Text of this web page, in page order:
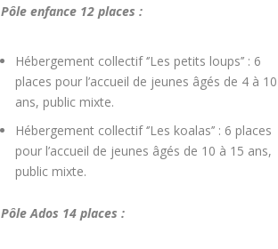
Pôle enfance 12 places :
Hébergement collectif ‘’Les petits loups’’ : 6
places pour l’accueil de jeunes âgés de 4 à 10
ans, public mixte.
Hébergement collectif ‘’Les koalas’’ : 6 places
pour l’accueil de jeunes âgés de 10 à 15 ans,
public mixte.
Pôle Ados 14 places :